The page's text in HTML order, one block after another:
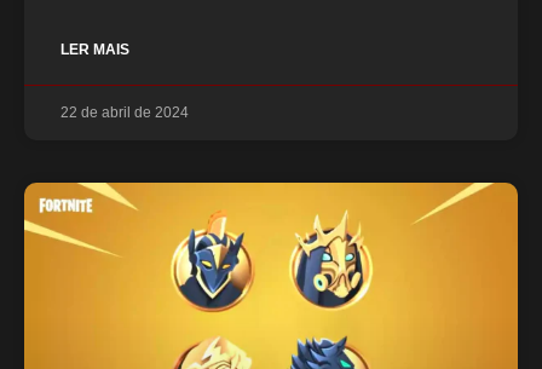
LER MAIS
22 de abril de 2024